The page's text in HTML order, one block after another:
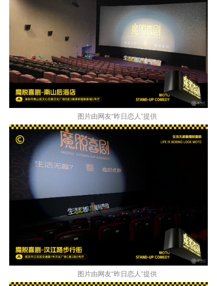
图片由网友“昨日恋人”提供
图片由网友“昨日恋人”提供